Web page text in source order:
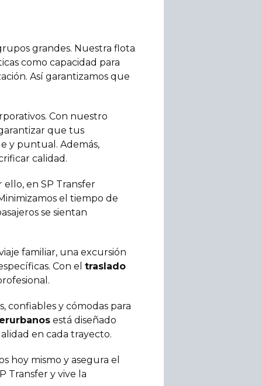
grandes. Nuestra flota
como capacidad para
Así garantizamos que
Con nuestro
que tus
y puntual. Además,
calidad.
ello, en SP Transfer
el tiempo de
se sientan
familiar, una excursión
Con el traslado
confiables y cómodas para
está diseñado
en cada trayecto.
hoy mismo y asegura el
Transfer y vive la